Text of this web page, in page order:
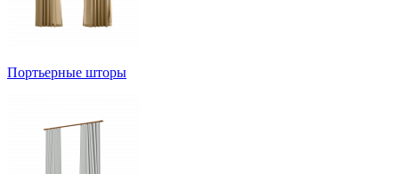
Портьерные шторы